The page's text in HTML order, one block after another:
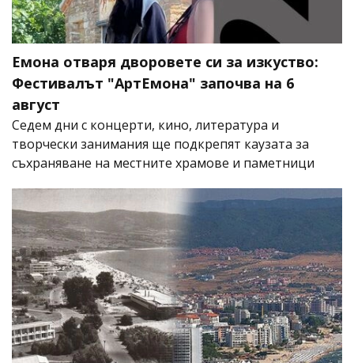
Емона отваря дворовете си за изкуство:
Фестивалът "АртЕмона" започва на 6
август
Седем дни с концерти, кино, литература и
творчески занимания ще подкрепят каузата за
съхраняване на местните храмове и паметници